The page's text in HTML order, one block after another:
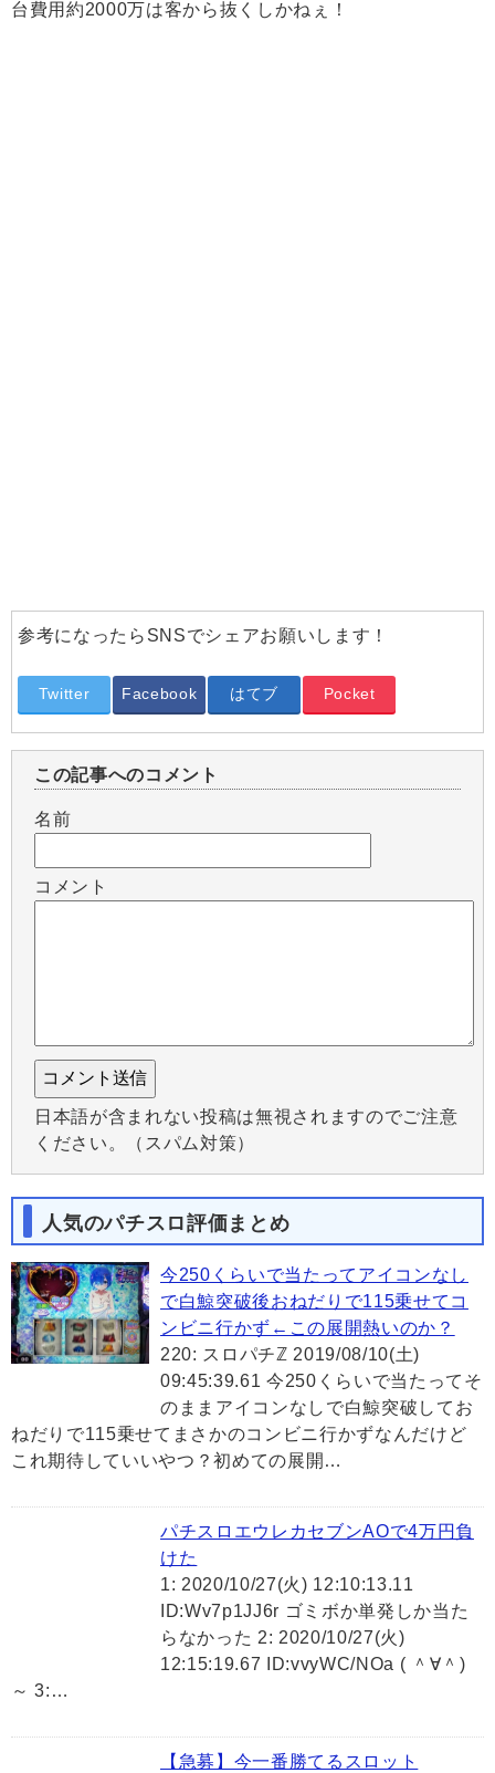
台費用約2000万は客から抜くしかねぇ！
参考になったらSNSでシェアお願いします！
Twitter Facebook はてブ Pocket
この記事へのコメント
名前
コメント
日本語が含まれない投稿は無視されますのでご注意
ください。（スパム対策）
人気のパチスロ評価まとめ
今250くらいで当たってアイコンなし
で白鯨突破後おねだりで115乗せてコ
ンビニ行かず←この展開熱いのか？
220: スロパチℤ 2019/08/10(土)
09:45:39.61 今250くらいで当たってそ
のままアイコンなしで白鯨突破してお
ねだりで115乗せてまさかのコンビニ行かずなんだけど
これ期待していいやつ？初めての展開…
パチスロエウレカセブンAOで4万円負
けた
1: 2020/10/27(火) 12:10:13.11
ID:Wv7p1JJ6r ゴミボか単発しか当た
らなかった 2: 2020/10/27(火)
12:15:19.67 ID:vvyWC/NOa ( ＾∀＾)
～ 3:…
【急募】今一番勝てるスロット